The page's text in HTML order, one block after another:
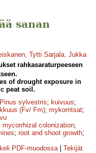
sanan
, Tytti Sarjala, Jukka
rahkasaraturpeeseen
of drought exposure in
peat soil.
Pinus sylvestris; kuivuus;
(Fv/ Fm); mykorritsat;
mycorrhizal colonization;
; root and shoot growth;
PDF-muodossa| Tekijät